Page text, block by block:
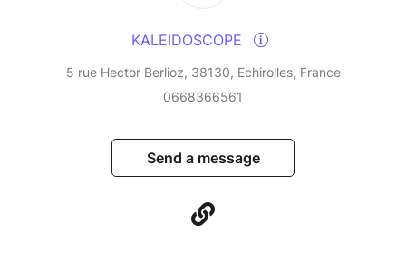
KALEIDOSCOPE
5 rue Hector Berlioz, 38130, Echirolles, France
0668366561
Send a message